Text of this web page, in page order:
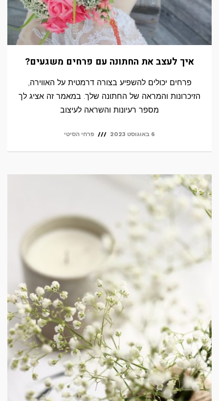
איך לעצב את החתונה עם פרחים משגעים?
פרחים יכולים להשפיע בצורה דרמטית על האווירה,
הזיכרונות והמראה של החתונה שלך. במאמר זה אציג לך
מספר רעיונות והשראה לעיצוב
6 באוגוסט 2023 פרחי הסיטי